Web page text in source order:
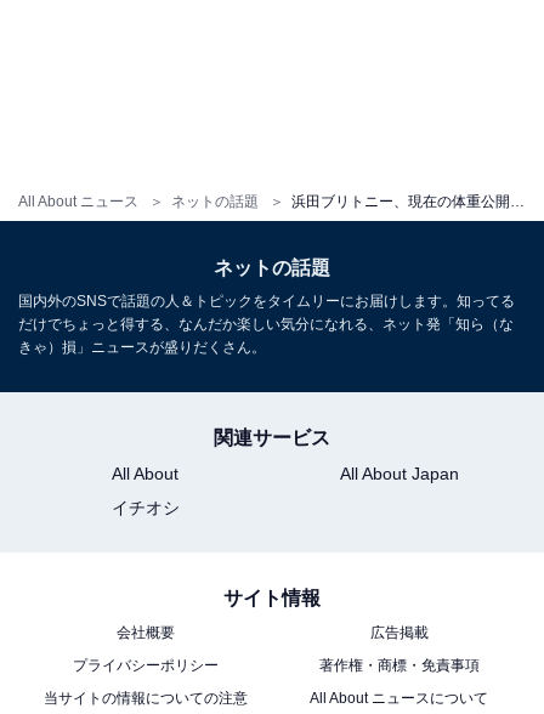
All About ニュース ネットの話題 浜田ブリトニー、現在の体重公開でダイエット決意！ 過去には産後ダイエット失敗もその後「ついに目標達成」
ネットの話題
国内外のSNSで話題の人＆トピックをタイムリーにお届けします。知ってる
だけでちょっと得する、なんだか楽しい気分になれる、ネット発「知ら（な
きゃ）損」ニュースが盛りだくさん。
関連サービス
All About
All About Japan
イチオシ
サイト情報
会社概要
広告掲載
プライバシーポリシー
著作権・商標・免責事項
当サイトの情報についての注意
All About ニュースについて